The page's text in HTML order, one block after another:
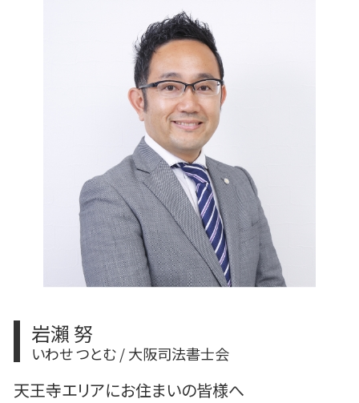
不動産登記 売買契約書
不動産登記費用 相続
変更登記 天王寺区
住所変更 登記 義務化
法人登記 代表者変更 必要書類
不動産 変更登記 費用
株式会社 変更登記 費用
限定承認 手続き
相続 不動産取得税
相続 不動産登記 必要書類
公正証書遺言 証人
岩瀨 努
いわせ つとむ / 大阪司法書士会
天王寺エリアにお住まいの皆様へ